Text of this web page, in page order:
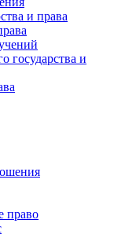
и права
государства и
право